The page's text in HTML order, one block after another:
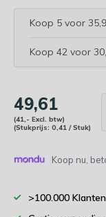
Koop 5 voor
Koop 42 voor
49,61
(41,- Excl. btw)
(Stukprijs: 0,41 / Stuk)
Koop nu,
>100.000